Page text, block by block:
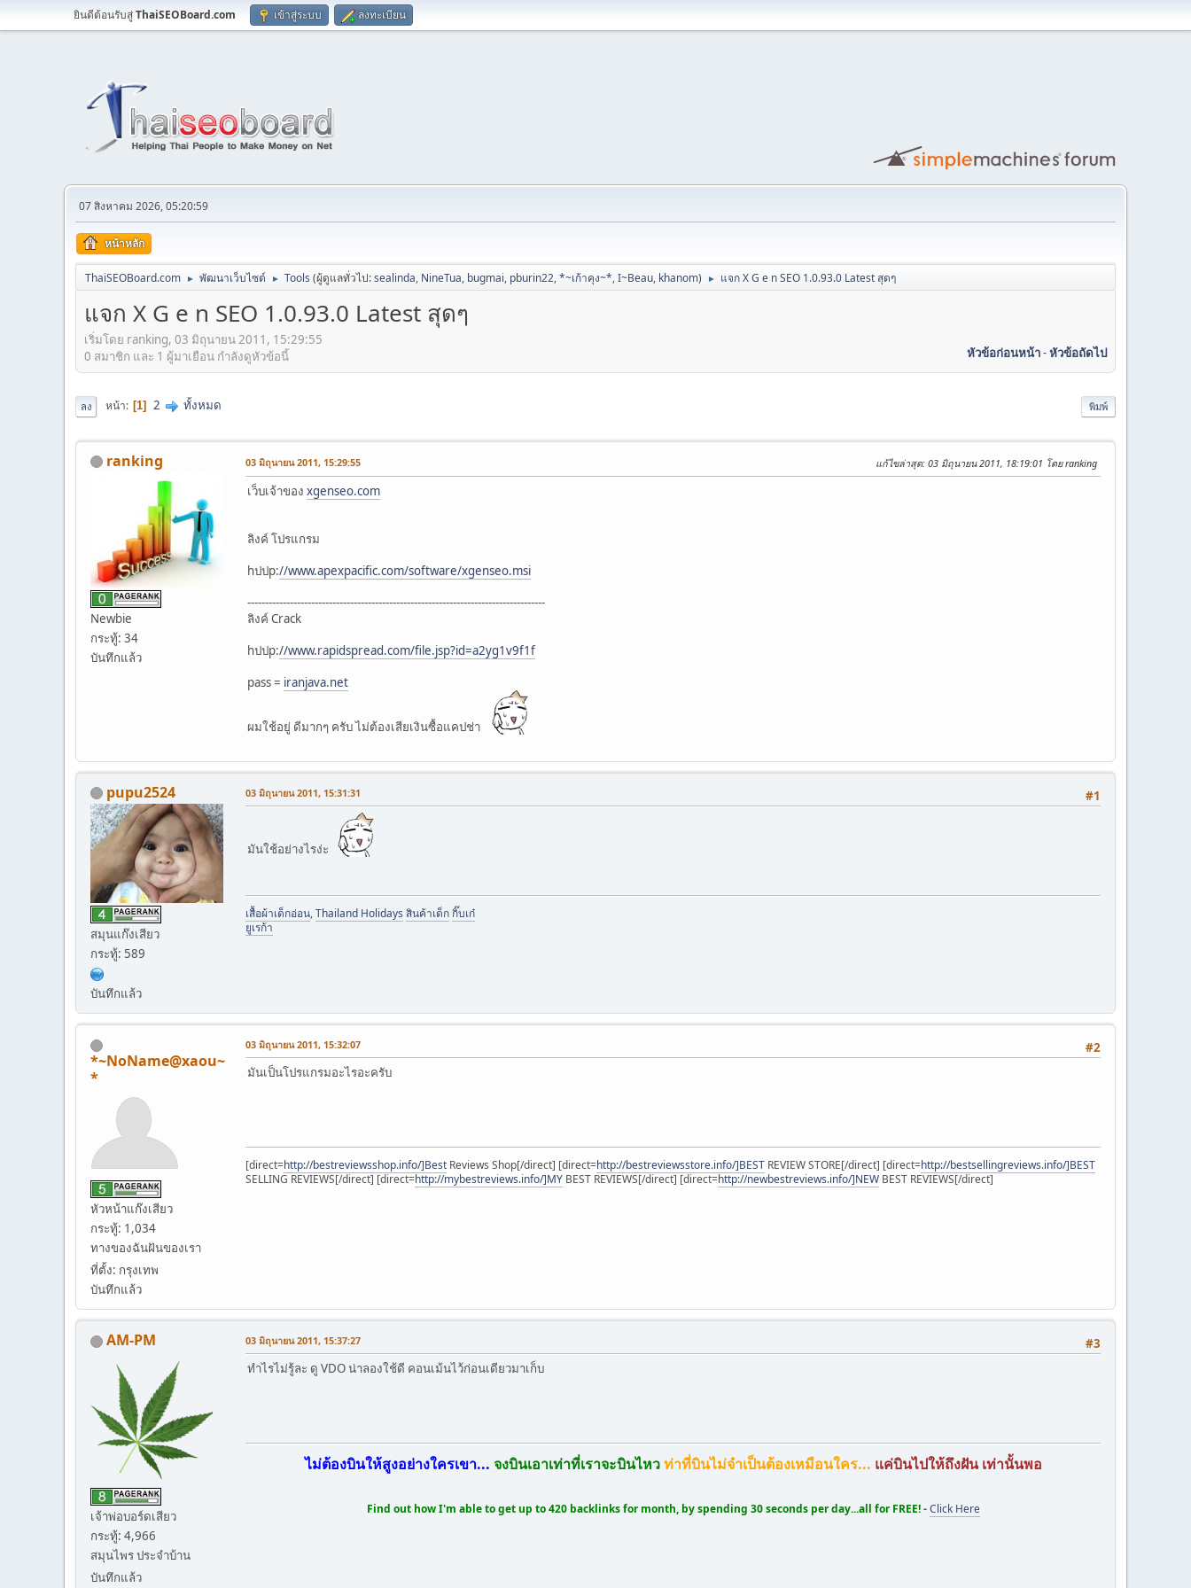
ยินดีต้อนรับสู่ThaiSEOBoard.com เข้าสู่ระบบ ลงทะเบียน
07 สิงหาคม 2026, 05:20:59
หน้าหลัก
ThaiSEOBoard.com ► พัฒนาเว็บไซต์ ► Tools (ผู้ดูแลทั่วไป:sealinda, NineTua, bugmai, pburin22,*~เก้าคุง~*,I~Beau, khanom) ► แจก X G e n SEO 1.0.93.0 Latest สุดๆ
แจก X G e n SEO 1.0.93.0 Latest สุดๆ
เริ่มโดย ranking, 03 มิถุนายน 2011, 15:29:55
หัวข้อก่อนหน้า-หัวข้อถัดไป
0 สมาชิก และ 1 ผู้มาเยือน กำลังดูหัวข้อนี้
พิมพ์
ลง หน้า 1 2 ทั้งหมด
ranking
Newbie
กระทู้: 34
บันทึกแล้ว
03 มิถุนายน 2011, 15:29:55 แก้ไขล่าสุด: 03 มิถุนายน 2011, 18:19:01 โดย ranking
เว็บเจ้าของ xgenseo.com
ลิงค์ โปรแกรม
hปปp://www.apexpacific.com/software/xgenseo.msi
------------------------------------------------------------------------------------
ลิงค์ Crack
hปปp://www.rapidspread.com/file.jsp?id=a2yg1v9f1f
pass = iranjava.net
ผมใช้อยู่ ดีมากๆ ครับ ไม่ต้องเสียเงินซื้อแคปช่า
pupu2524
สมุนแก๊งเสียว
กระทู้: 589
บันทึกแล้ว
#1
03 มิถุนายน 2011, 15:31:31
มันใช้อย่างไรง่ะ
เสื้อผ้าเด็กอ่อน,Thailand Holidays สินค้าเด็กกิ๊บเก๋
ยูเรก้า
*~NoName@xaou~
*
หัวหน้าแก๊งเสียว
กระทู้: 1,034
ทางของฉันฝันของเรา
ที่ตั้ง: กรุงเทพ
บันทึกแล้ว
#2
03 มิถุนายน 2011, 15:32:07
มันเป็นโปรแกรมอะไรอะครับ
[direct=http://bestreviewsshop.info/]Best Reviews Shop[/direct] [direct=http://bestreviewsstore.info/]BEST REVIEW STORE[/direct] [direct=http://bestsellingreviews.info/]BEST
SELLING REVIEWS[/direct] [direct=http://mybestreviews.info/]MY BEST REVIEWS[/direct] [direct=http://newbestreviews.info/]NEW BEST REVIEWS[/direct]
AM-PM
เจ้าพ่อบอร์ดเสียว
กระทู้: 4,966
สมุนไพร ประจำบ้าน
บันทึกแล้ว
#3
03 มิถุนายน 2011, 15:37:27
ทำไรไม่รู้ละ ดู VDO น่าลองใช้ดี คอนเม้นไว้ก่อนเดียวมาเก็บ
ไม่ต้องบินให้สูงอย่างใครเขา... จงบินเอาเท่าที่เราจะบินไหว ท่าที่บินไม่จำเป็นต้องเหมือนใคร... แค่บินไปให้ถึงฝัน เท่านั้นพอ
Find out how I'm able to get up to 420 backlinks for month, by spending 30 seconds per day...all for FREE!-Click Here